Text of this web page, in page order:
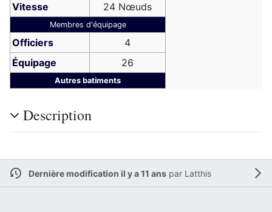
Vitesse
24 Nœuds
Membres d'équipage
Officiers
4
Équipage
26
Autres batiments
Description
Dernière modification il y a 11 anspar Latthis